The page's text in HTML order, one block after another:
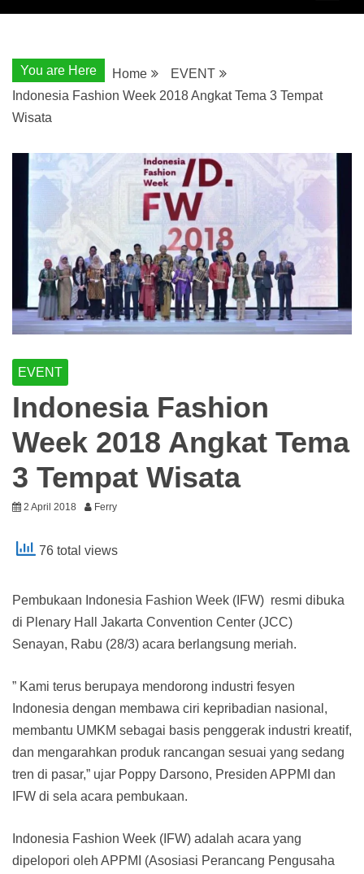
You are Here Home
EVENT
Indonesia Fashion Week 2018 Angkat Tema 3 Tempat
Wisata
EVENT
Indonesia Fashion
Week 2018 Angkat Tema
3 Tempat Wisata
2 April 2018 Ferry
76 total views
Pembukaan Indonesia Fashion Week (IFW) resmi dibuka
di Plenary Hall Jakarta Convention Center (JCC)
Senayan, Rabu (28/3) acara berlangsung meriah.
” Kami terus berupaya mendorong industri fesyen
Indonesia dengan membawa ciri kepribadian nasional,
membantu UMKM sebagai basis penggerak industri kreatif,
dan mengarahkan produk rancangan sesuai yang sedang
tren di pasar,” ujar Poppy Darsono, Presiden APPMI dan
IFW di sela acara pembukaan.
Indonesia Fashion Week (IFW) adalah acara yang
dipelopori oleh APPMI (Asosiasi Perancang Pengusaha